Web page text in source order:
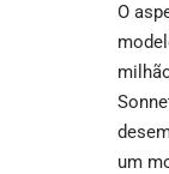
O
um